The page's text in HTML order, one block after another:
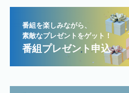
番組を楽しみながら、
素敵なプレゼントをゲット！
番組プレゼント申込